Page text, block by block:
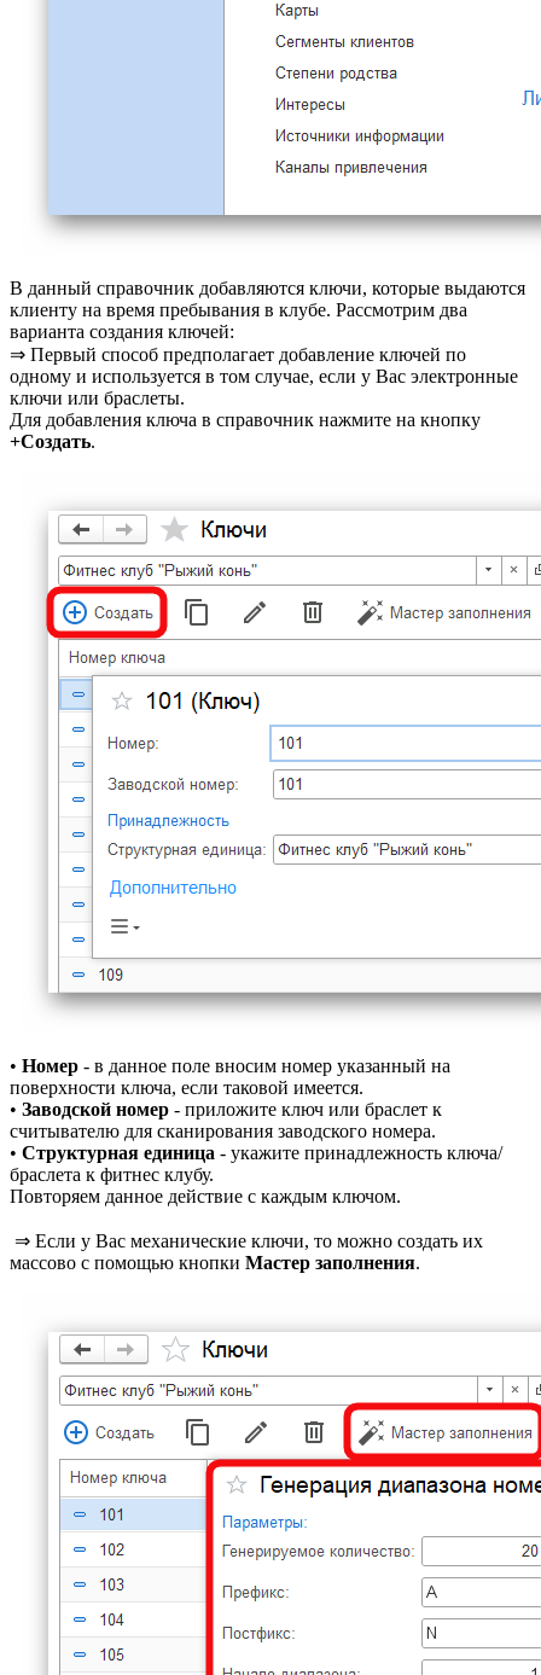
В данный справочник добавляются ключи, которые выдаются
клиенту на время пребывания в клубе. Рассмотрим два
варианта создания ключей:
⇒ Первый способ предполагает добавление ключей по
одному и используется в том случае, если у Вас электронные
ключи или браслеты.
Для добавления ключа в справочник нажмите на кнопку
+Создать.
• Номер - в данное поле вносим номер указанный на
поверхности ключа, если таковой имеется.
• Заводской номер - приложите ключ или браслет к
считывателю для сканирования заводского номера.
• Структурная единица - укажите принадлежность ключа/
браслета к фитнес клубу.
Повторяем данное действие с каждым ключом.
⇒ Если у Вас механические ключи, то можно создать их
массово с помощью кнопки Мастер заполнения.